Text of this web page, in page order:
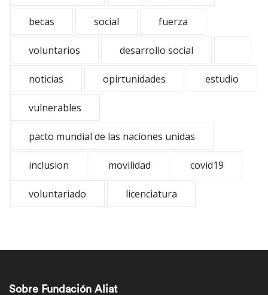
becas social fuerza
voluntarios desarrollo social
noticias opirtunidades estudio
vulnerables
pacto mundial de las naciones unidas
inclusion movilidad covid19
voluntariado licenciatura
Sobre Fundación Aliat